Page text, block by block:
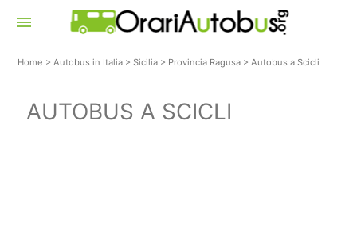
menu
Home >Autobus in Italia >Sicilia > Provincia Ragusa >Autobus a Scicli
AUTOBUS A SCICLI